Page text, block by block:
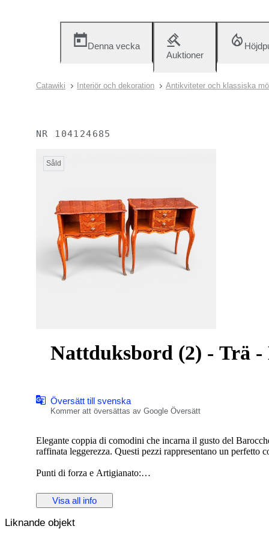
Denna vecka
Auktioner
Catawiki Interiör och dekoration Antikviteter och klassiska
NR 104124685
Såld
Nattduksbord (2) - Trä -
Översätt till svenska
Kommer att översättas av Google Översätt
Elegante coppia di comodini che incarna il gusto del
raffinata leggerezza. Questi pezzi rappresentano un perfetto
Punti di forza e Artigianato:
• Intarsio d'Autore: Frontali decorati con pregiati incastri di
occhio artistico.
botteghe d’arte di un tempo.
Visa all info
Liknande objekt